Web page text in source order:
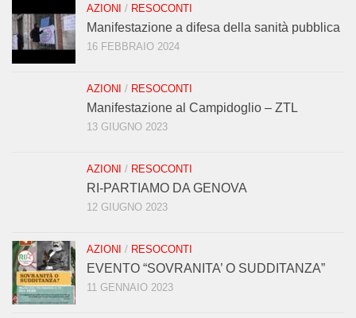
AZIONI / RESOCONTI
Manifestazione a difesa della sanità pubblica
16 FEBBRAIO 2024
AZIONI / RESOCONTI
Manifestazione al Campidoglio – ZTL
13 GIUGNO 2023
AZIONI / RESOCONTI
RI-PARTIAMO DA GENOVA
12 GIUGNO 2023
AZIONI / RESOCONTI
EVENTO “SOVRANITA’ O SUDDITANZA”
11 GENNAIO 2023